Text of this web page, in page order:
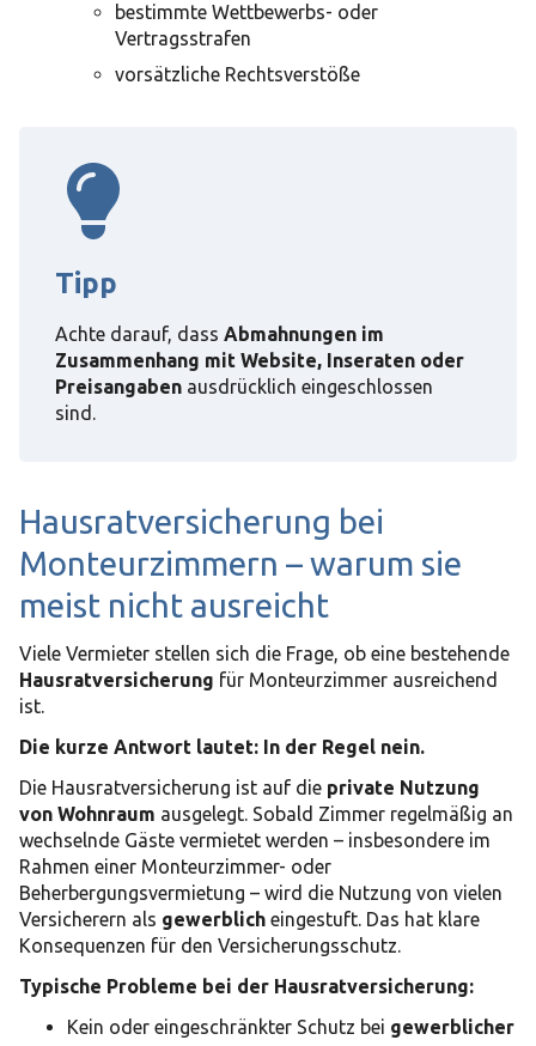
bestimmte Wettbewerbs- oder
Vertragsstrafen
vorsätzliche Rechtsverstöße
Tipp
Achte darauf, dass Abmahnungen im
Zusammenhang mit Website, Inseraten oder
Preisangaben ausdrücklich eingeschlossen
sind.
Hausratversicherung bei
Monteurzimmern – warum sie
meist nicht ausreicht
Viele Vermieter stellen sich die Frage, ob eine bestehende
Hausratversicherung für Monteurzimmer ausreichend
ist.
Die kurze Antwort lautet: In der Regel nein.
Die Hausratversicherung ist auf die private Nutzung
von Wohnraum ausgelegt. Sobald Zimmer regelmäßig an
wechselnde Gäste vermietet werden – insbesondere im
Rahmen einer Monteurzimmer- oder
Beherbergungsvermietung – wird die Nutzung von vielen
Versicherern als gewerblich eingestuft. Das hat klare
Konsequenzen für den Versicherungsschutz.
Typische Probleme bei der Hausratversicherung:
Kein oder eingeschränkter Schutz bei gewerblicher